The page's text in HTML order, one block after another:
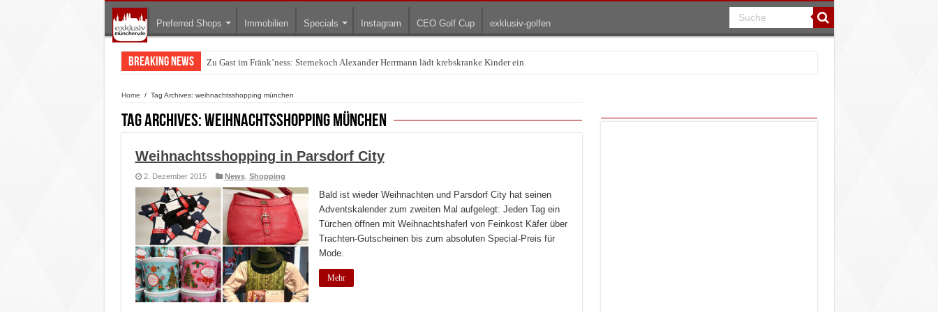
Preferred Shops Immobilien Specials Instagram CEO Golf Cup exklusiv-golfen
Breaking News Zu Gast im Fränk’ness: Sternekoch Alexander Herrmann lädt krebskranke Kinder ein
Warum München gerade zum Treffpunkt der Lingerie-Branche wurde
Home / Tag Archives: weihnachtsshopping münchen
Tag Archives:weihnachtsshopping münchen
Weihnachtsshopping in Parsdorf City
2. Dezember 2015 News, Shopping
Bald ist wieder Weihnachten und Parsdorf City hat seinen
Adventskalender zum zweiten Mal aufgelegt: Jeden Tag ein
Türchen öffnen mit Weihnachtshaferl von Feinkost Käfer über
Trachten-Gutscheinen bis zum absoluten Special-Preis für
Mode.
Mehr